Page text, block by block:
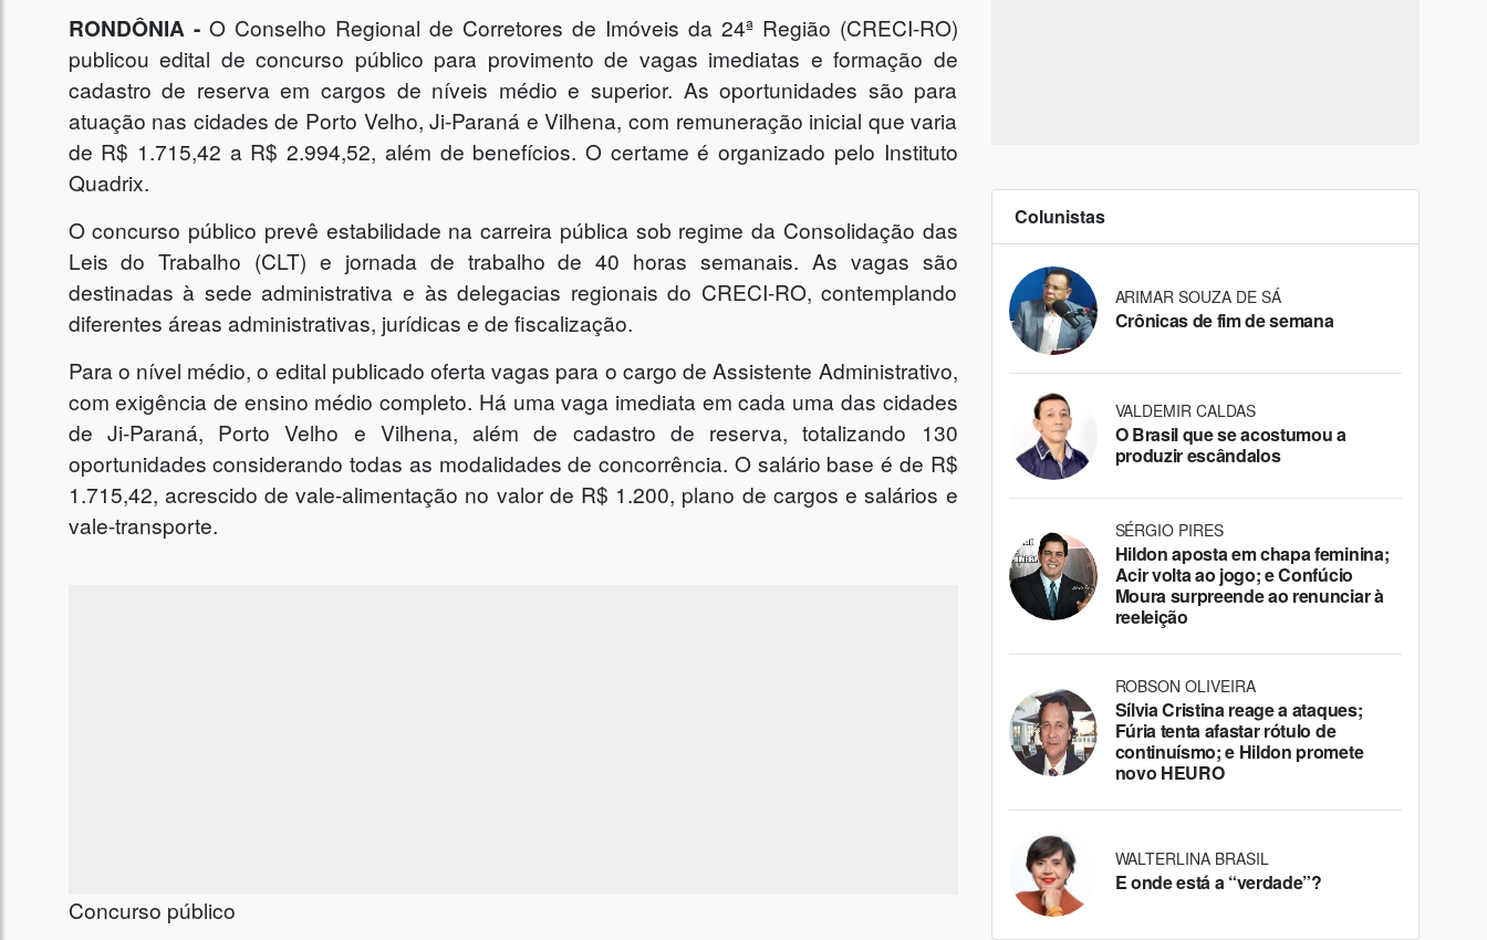
RONDÔNIA - O Conselho Regional de Corretores de Imóveis da 24ª Região (CRECI-RO)
publicou edital de concurso público para provimento de vagas imediatas e formação de
cadastro de reserva em cargos de níveis médio e superior. As oportunidades são para
atuação nas cidades de Porto Velho, Ji-Paraná e Vilhena, com remuneração inicial que varia
de R$ 1.715,42 a R$ 2.994,52, além de benefícios. O certame é organizado pelo Instituto
Quadrix.
O concurso público prevê estabilidade na carreira pública sob regime da Consolidação das
Leis do Trabalho (CLT) e jornada de trabalho de 40 horas semanais. As vagas são
destinadas à sede administrativa e às delegacias regionais do CRECI-RO, contemplando
diferentes áreas administrativas, jurídicas e de fiscalização.
Para o nível médio, o edital publicado oferta vagas para o cargo de Assistente Administrativo,
com exigência de ensino médio completo. Há uma vaga imediata em cada uma das cidades
de Ji-Paraná, Porto Velho e Vilhena, além de cadastro de reserva, totalizando 130
oportunidades considerando todas as modalidades de concorrência. O salário base é de R$
1.715,42, acrescido de vale-alimentação no valor de R$ 1.200, plano de cargos e salários e
vale-transporte.
Concurso público
Colunistas
ARIMAR SOUZA DE SÁ
Crônicas de fim de semana
VALDEMIR CALDAS
O Brasil que se acostumou a
produzir escândalos
SÉRGIO PIRES
Hildon aposta em chapa feminina;
Acir volta ao jogo; e Confúcio
Moura surpreende ao renunciar à
reeleição
ROBSON OLIVEIRA
Sílvia Cristina reage a ataques;
Fúria tenta afastar rótulo de
continuísmo; e Hildon promete
novo HEURO
WALTERLINA BRASIL
E onde está a “verdade”?